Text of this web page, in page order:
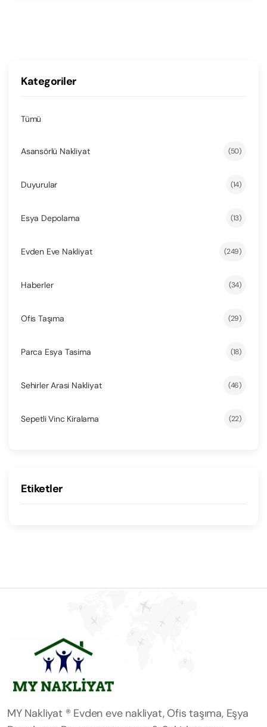
Kategoriler
Tümü
Asansörlü Nakliyat (50)
Duyurular (14)
Esya Depolama (13)
Evden Eve Nakliyat (249)
Haberler (34)
Ofis Taşıma (29)
Parca Esya Tasima (18)
Sehirler Arasi Nakliyat (46)
Sepetli Vinc Kiralama (22)
Etiketler
MY Nakliyat ® Evden eve nakliyat, Ofis taşıma, Eşya